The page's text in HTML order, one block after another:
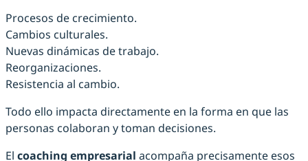
Procesos de crecimiento.
Cambios culturales.
Nuevas dinámicas de trabajo.
Reorganizaciones.
Resistencia al cambio.
Todo ello impacta directamente en la forma en que las
personas colaboran y toman decisiones.
El coaching empresarial acompaña precisamente esos